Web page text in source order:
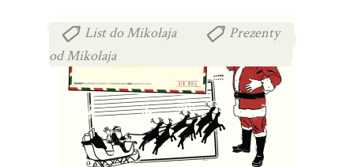
List do Mikołaja
Prezenty
od Mikołaja